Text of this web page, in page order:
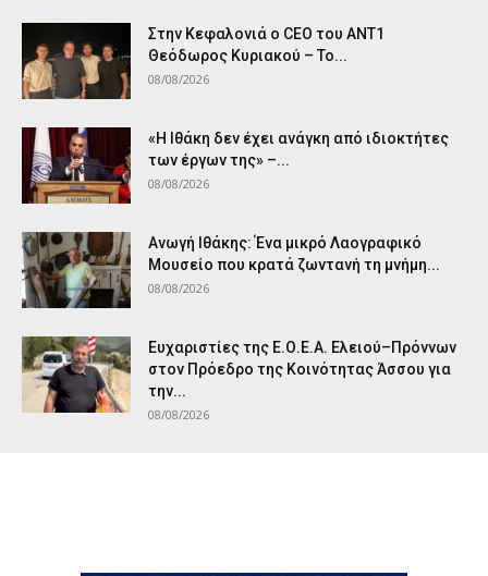
Στην Κεφαλονιά ο CEO του ANT1
Θεόδωρος Κυριακού – Το...
08/08/2026
«Η Ιθάκη δεν έχει ανάγκη από ιδιοκτήτες
των έργων της» –...
08/08/2026
Ανωγή Ιθάκης: Ένα μικρό Λαογραφικό
Μουσείο που κρατά ζωντανή τη μνήμη...
08/08/2026
Ευχαριστίες της Ε.Ο.Ε.Α. Ελειού–Πρόννων
στον Πρόεδρο της Κοινότητας Άσσου για
την...
08/08/2026